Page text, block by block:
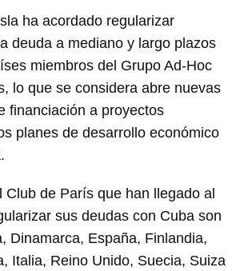
ha acordado regularizar
deuda a mediano y largo plazos
miembros del Grupo Ad-Hoc
lo que se considera abre nuevas
financiación a proyectos
planes de desarrollo económico
Club de París que han llegado al
sus deudas con Cuba son
Dinamarca, España, Finlandia,
Italia, Reino Unido, Suecia, Suiza